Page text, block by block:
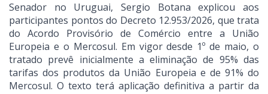
Senador no Uruguai, Sergio Botana explicou aos
participantes pontos do Decreto 12.953/2026, que trata
do Acordo Provisório de Comércio entre a União
Europeia e o Mercosul. Em vigor desde 1º de maio, o
tratado prevê inicialmente a eliminação de 95% das
tarifas dos produtos da União Europeia e de 91% do
Mercosul. O texto terá aplicação definitiva a partir da